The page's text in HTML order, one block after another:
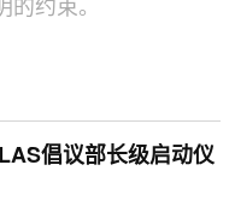
约束。
倡议部长级启动仪